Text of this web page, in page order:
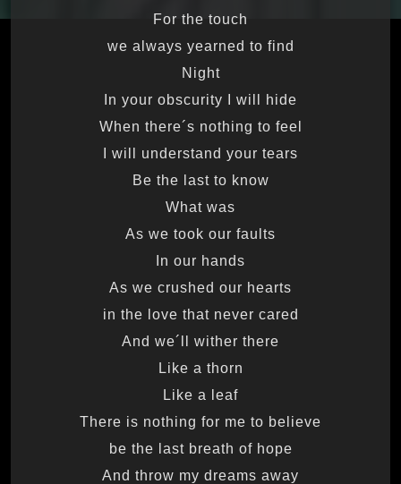
For the touch
we always yearned to find
Night
In your obscurity I will hide
When there´s nothing to feel
I will understand your tears
Be the last to know
What was
As we took our faults
In our hands
As we crushed our hearts
in the love that never cared
And we´ll wither there
Like a thorn
Like a leaf
There is nothing for me to believe
be the last breath of hope
And throw my dreams away